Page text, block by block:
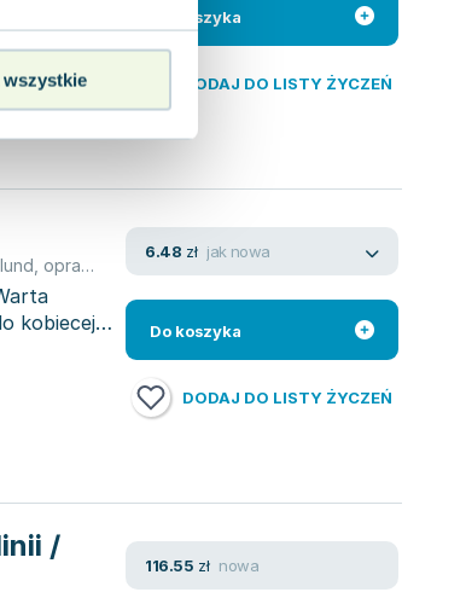
wszystkie
Do koszyka
DODAJ DO LISTY ŻYCZEŃ
opracowanie zbiorowe
kobiecej
6.48 zł jak nowa
Do koszyka
DODAJ DO LISTY ŻYCZEŃ
/
116.55 zł nowa